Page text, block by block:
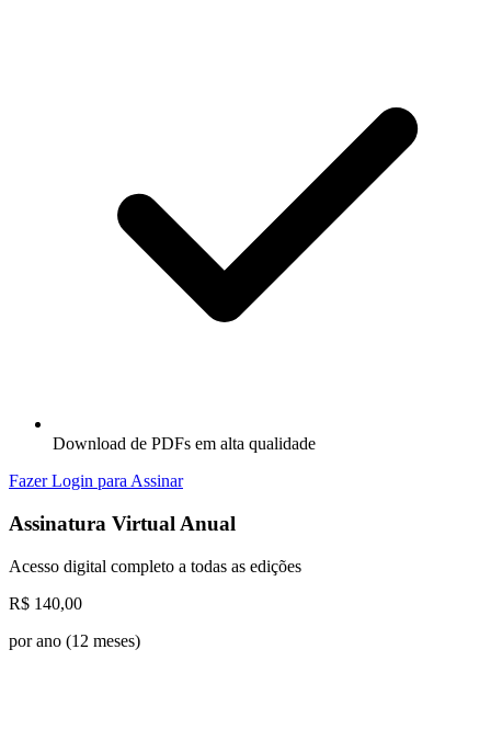
Download de PDFs em alta qualidade
Fazer Login para Assinar
Assinatura Virtual Anual
Acesso digital completo a todas as edições
R$ 140,00
por ano (12 meses)